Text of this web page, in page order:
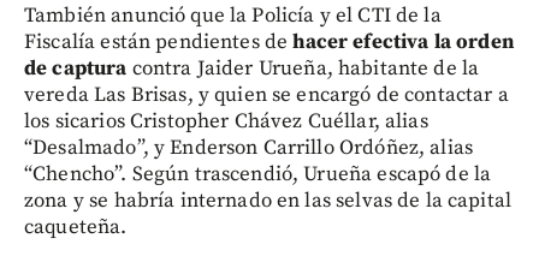
También anunció que la Policía y el CTI de la
Fiscalía están pendientes dehacer efectiva la orden
de captura contra Jaider Urueña, habitante de la
vereda Las Brisas, y quien se encargó de contactar a
los sicarios Cristopher Chávez Cuéllar, alias
“Desalmado”, y Enderson Carrillo Ordóñez, alias
“Chencho”. Según trascendió, Urueña escapó de la
zona y se habría internado en las selvas de la capital
caqueteña.